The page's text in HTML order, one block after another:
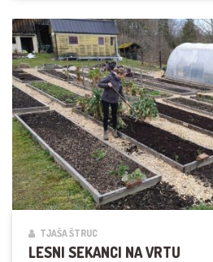
TJAŠA ŠTRUC
LESNI SEKANCI NA VRTU